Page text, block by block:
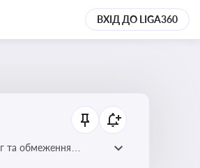
ВХІД ДО LIGA360
та обмеження